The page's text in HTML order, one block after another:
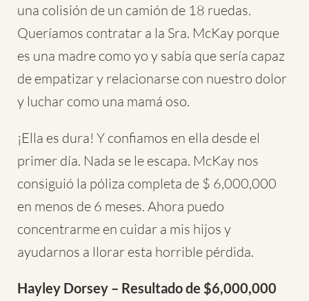
una colisión de un camión de 18 ruedas.
Queríamos contratar a la Sra. McKay porque
es una madre como yo y sabía que sería capaz
de empatizar y relacionarse con nuestro dolor
y luchar como una mamá oso.
¡Ella es dura! Y confiamos en ella desde el
primer día. Nada se le escapa. McKay nos
consiguió la póliza completa de $ 6,000,000
en menos de 6 meses. Ahora puedo
concentrarme en cuidar a mis hijos y
ayudarnos a llorar esta horrible pérdida.
Hayley Dorsey – Resultado de $6,000,000